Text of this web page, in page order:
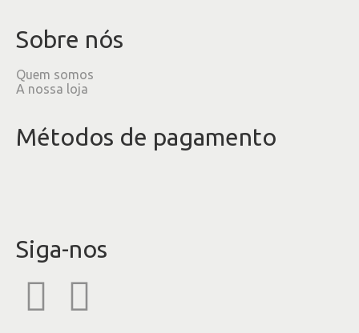
Sobre nós
Quem somos
A nossa loja
Métodos de pagamento
Siga-nos